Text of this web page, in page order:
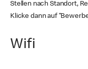
Stellen nach Standort,
Klicke dann auf
Wifi